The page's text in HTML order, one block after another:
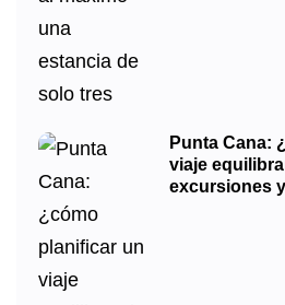
Punta Cana:
viaje
excursiones